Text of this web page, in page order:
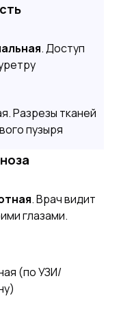
. Доступ
Разрезы тканей
пузыря
. Врач видит
глазами.
(по УЗИ/